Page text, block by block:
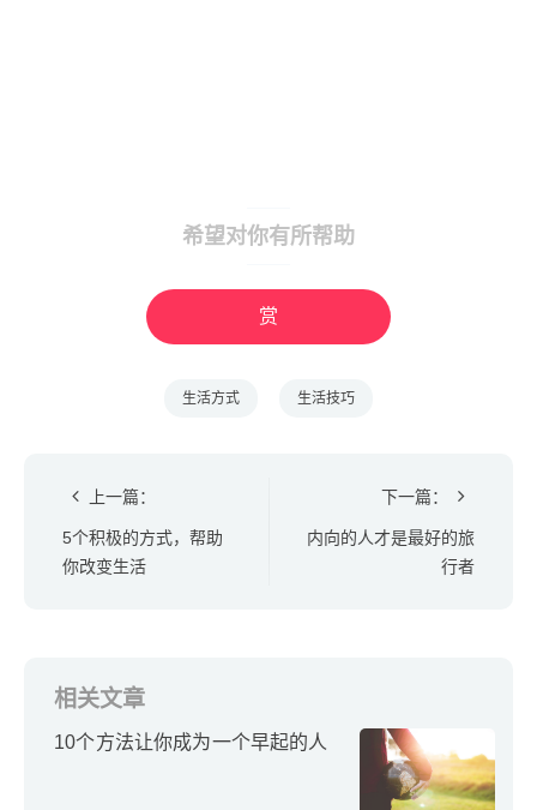
希望对你有所帮助
赏
生活方式 生活技巧
上一篇：
5个积极的方式，帮助
你改变生活
下一篇：
内向的人才是最好的旅
行者
相关文章
10个方法让你成为一个早起的人